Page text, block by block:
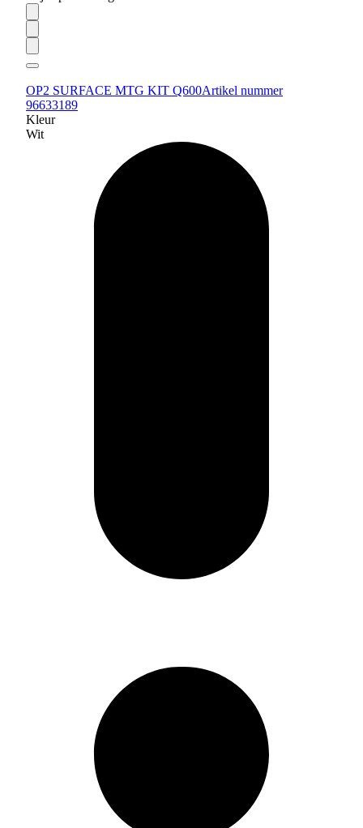
OP2 SURFACE MTG KIT Q600Artikel nummer
96633189
Kleur
Wit